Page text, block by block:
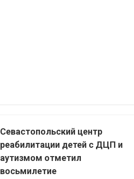
Севастопольский центр
реабилитации детей с ДЦП и
аутизмом отметил
восьмилетие